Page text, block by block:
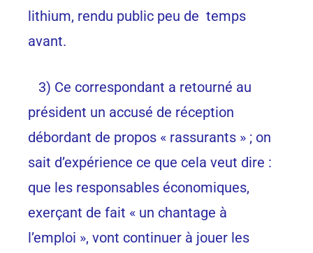
lithium, rendu public peu de temps
avant.
3) Ce correspondant a retourné au
président un accusé de réception
débordant de propos « rassurants » ; on
sait d’expérience ce que cela veut dire :
que les responsables économiques,
exerçant de fait « un chantage à
l’emploi », vont continuer à jouer les